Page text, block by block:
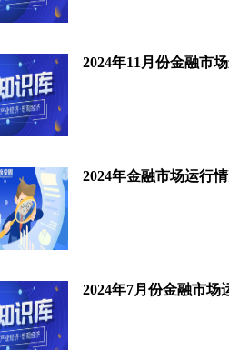
2024年11月份金融市
2024年金融市场运行
2024年7月份金融市场